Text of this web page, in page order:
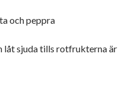
och peppra
låt sjuda tills rotfrukterna är